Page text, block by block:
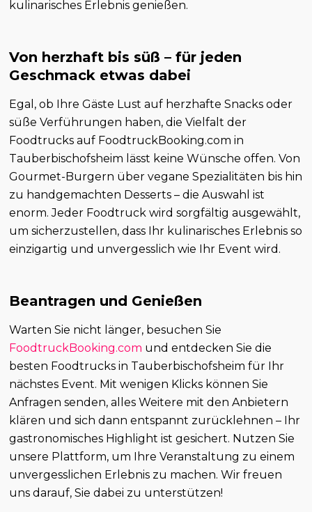
kulinarisches Erlebnis genießen.
Von herzhaft bis süß – für jeden
Geschmack etwas dabei
Egal, ob Ihre Gäste Lust auf herzhafte Snacks oder
süße Verführungen haben, die Vielfalt der
Foodtrucks auf FoodtruckBooking.com in
Tauberbischofsheim lässt keine Wünsche offen. Von
Gourmet-Burgern über vegane Spezialitäten bis hin
zu handgemachten Desserts – die Auswahl ist
enorm. Jeder Foodtruck wird sorgfältig ausgewählt,
um sicherzustellen, dass Ihr kulinarisches Erlebnis so
einzigartig und unvergesslich wie Ihr Event wird.
Beantragen und Genießen
Warten Sie nicht länger, besuchen Sie
FoodtruckBooking.com und entdecken Sie die
besten Foodtrucks in Tauberbischofsheim für Ihr
nächstes Event. Mit wenigen Klicks können Sie
Anfragen senden, alles Weitere mit den Anbietern
klären und sich dann entspannt zurücklehnen – Ihr
gastronomisches Highlight ist gesichert. Nutzen Sie
unsere Plattform, um Ihre Veranstaltung zu einem
unvergesslichen Erlebnis zu machen. Wir freuen
uns darauf, Sie dabei zu unterstützen!